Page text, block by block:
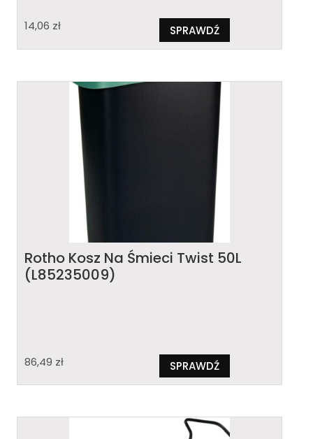
14,06 zł SPRAWDŹ
Rotho Kosz Na Śmieci Twist 50L
(L85235009)
86,49 zł SPRAWDŹ